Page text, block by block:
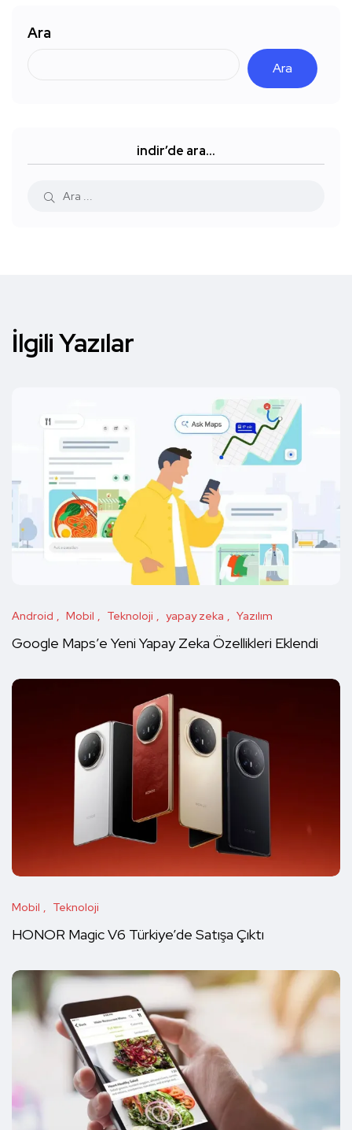
Ara
Ara
indir’de ara…
İlgili Yazılar
Android Mobil Teknoloji yapay zeka Yazılım
Google Maps’e Yeni Yapay Zeka Özellikleri Eklendi
Mobil Teknoloji
HONOR Magic V6 Türkiye’de Satışa Çıktı